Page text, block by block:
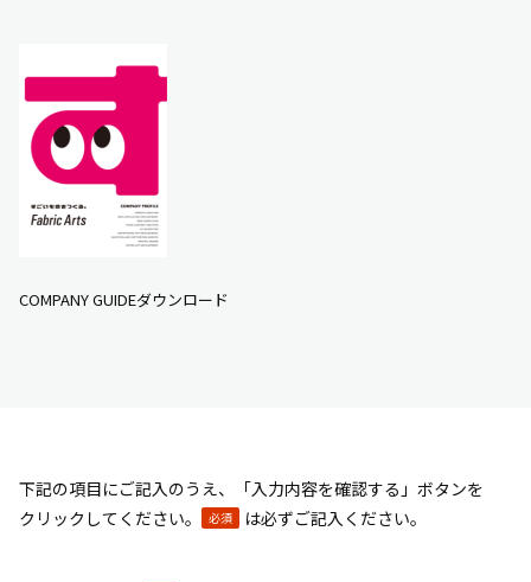
COMPANY GUIDEダウンロード
下記の項目にご記入のうえ、「入力内容を確認する」ボタンを
クリックしてください。
必須 は必ずご記入ください。